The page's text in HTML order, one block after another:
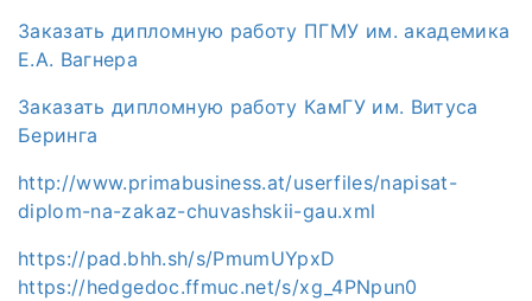
Заказать дипломную работу ПГМУ им. академика
Е.А. Вагнера
Заказать дипломную работу КамГУ им. Витуса
Беринга
http://www.primabusiness.at/userfiles/napisat-
diplom-na-zakaz-chuvashskii-gau.xml
https://pad.bhh.sh/s/PmumUYpxD
https://hedgedoc.ffmuc.net/s/xg_4PNpun0